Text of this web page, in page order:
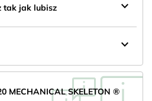
tak jak lubisz keyboard_arrow_down
keyboard_arrow_down
MECHANICAL SKELETON ®